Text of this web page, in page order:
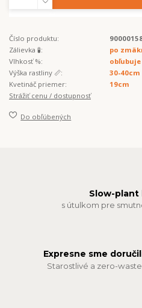
Číslo produktu:
Zálievka 🧪:
po
Vlhkosť %:
obľubuje
Výška rastliny 📏:
30-40cm
Kvetináč priemer:
19cm
Strážiť cenu / dostupnosť
Do obľúbených
Slow-
s útulkom pre
Expresne sme
Starostlivé a zero-